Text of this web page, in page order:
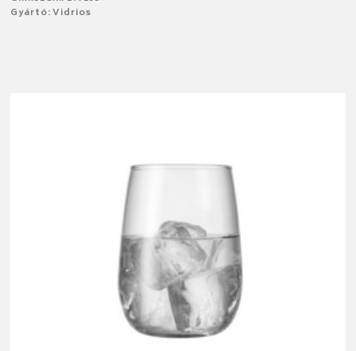
Gyártó: Vidrios